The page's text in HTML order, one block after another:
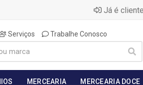
Já é
Serviços Trabalhe Conosco
MERCEARIA MERCEARIA DOCE